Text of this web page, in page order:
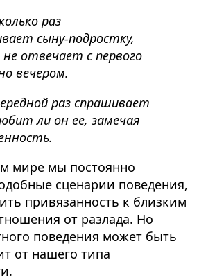
раз
сыну-подростку,
отвечает с первого
вечером.
раз спрашивает
ли он ее, замечая
мире мы постоянно
сценарии поведения,
привязанность к близким
от разлада. Но
поведения может быть
от нашего типа